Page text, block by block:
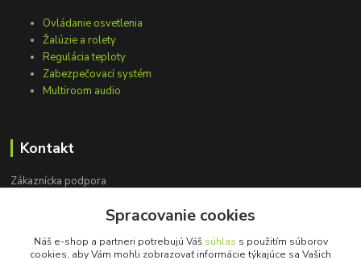
Ovládanie osvetlenia
Žalúzie a rolety
Regulácia teploty
Zabezpečovací systém
Multiroom audio
Kontakt
Zákaznícka podpora
info@loxprofi.sk
Spracovanie cookies
Náš e-shop a partneri potrebujú Váš súhlas s použitím súborov
cookies, aby Vám mohli zobrazovať informácie týkajúce sa Vašich